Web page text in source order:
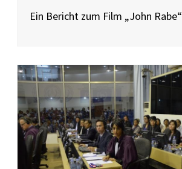
Ein Bericht zum Film „John Rabe“